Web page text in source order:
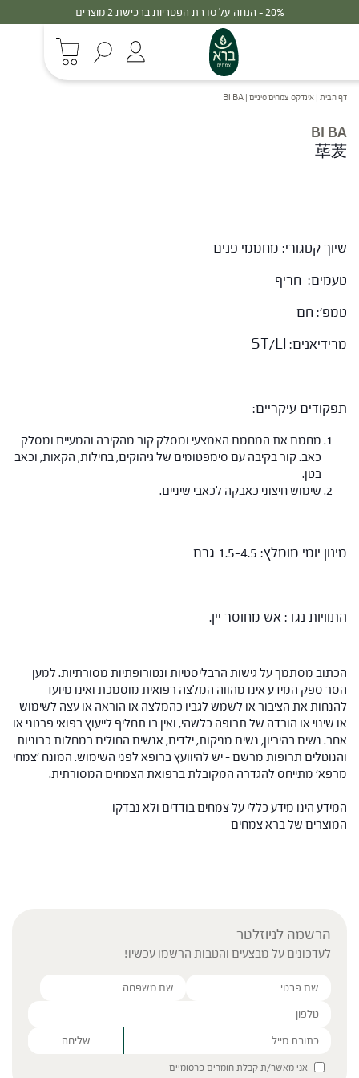
20% - הנחה על סדרת הפטריות ברכישת 2 מוצרים
דף הבית | אינדקס צמחים סיניים |
BI BA
BI BA
荜茇
שיוך קטגורי: מחממי פנים
טעמים: חריף
טמפ': חם
מרידיאנים: ST/LI
תפקודים עיקריים:
מחמם את המחמם האמצעי ומסלק קור מהקיבה והמעיים ומסלק
כאב. קור בקיבה עם סימפטומים של גיהוקים, בחילות, הקאות, וכאב
בטן.
שימוש חיצוני כאבקה לכאבי שיניים.
מינון יומי מומלץ: 1.5-4.5 גרם
התוויות נגד: אש מחוסר יין.
הכתוב מסתמך על גישות הרבליסטיות ונטורופתיות מסורתיות. למען
הסר ספק המידע אינו מהווה המלצה רפואית מוסמכת ואינו מיועד
להנחות את הציבור או לשמש לגביו כהמלצה או הוראה או עצה לשימוש
או שינוי או הורדה של תרופה כלשהי, ואין בו תחליף לייעוץ רפואי פרטני או
אחר. נשים בהיריון, נשים מניקות, ילדים, אנשים החולים במחלות כרוניות
והנוטלים תרופות מרשם – יש להיוועץ ברופא לפני השימוש. המונח 'צמחי
מרפא' מתייחס להגדרה המקובלת ברפואת הצמחים המסורתית.
המידע הינו מידע כללי על צמחים בודדים ולא נבדקו
המוצרים של ברא צמחים
הרשמה לניוזלטר
לעדכונים על מבצעים והטבות הרשמו עכשיו!
Please leave this field empty.
אני מאשר/ת קבלת חומרים פרסומיים